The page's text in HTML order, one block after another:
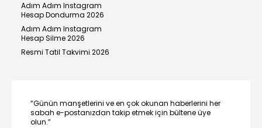
Adım Adım Instagram
Hesap Dondurma 2026
Adım Adım Instagram
Hesap Silme 2026
Resmi Tatil Takvimi 2026
“Günün manşetlerini ve en çok okunan haberlerini her
sabah e-postanızdan takip etmek için bültene üye
olun.”